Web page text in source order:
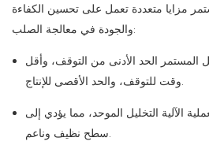
مزايا متعددة تعمل على تحسين الكفاءة
والجودة في معالجة الصلب:
المستمر الحد الأدنى من التوقف، وأقل
وقت للتوقف، والحد الأقصى للإنتاج.
الآلية التخليل الموحد، مما يؤدي إلى
سطح نظيف وناعم.